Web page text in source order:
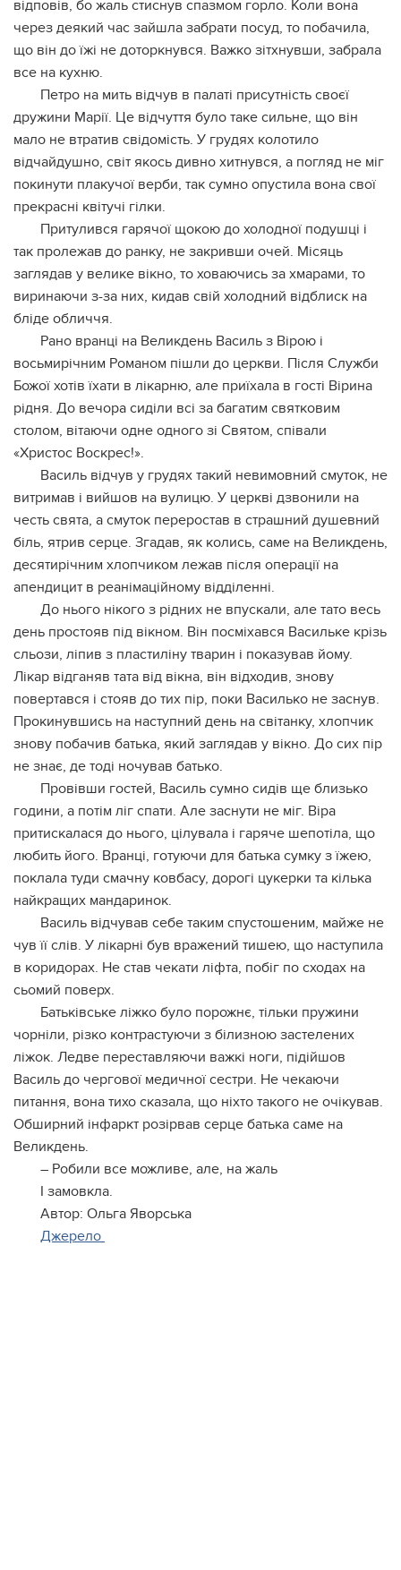
відповів, бо жаль стиснув спaзмом горло. Коли вона
через деякий час зайшла забрати посуд, то побачила,
що він до їжі не доторкнувся. Важко зітхнувши, забрала
все на кухню.
Петро на мить відчув в палаті присутність своєї
дружини Марії. Це відчуття було таке сильне, що він
мало не втратив свідомість. У грyдях колотило
відчайдушно, світ якось дивно хитнувся, а погляд не міг
покинути плакучої верби, так сумно опустила вона свої
прекрасні квітучі гілки.
Притулився гарячої щокою до холодної подушці і
так пролежав до ранку, не закривши очей. Місяць
заглядав у велике вікно, то ховаючись за хмарами, то
виринаючи з-за них, кидав свій холодний відблиск на
бліде обличчя.
Рано вранці на Великдень Василь з Вірою і
восьмирічним Романом пішли до церкви. Після Служби
Божої хотів їхати в лікарню, але приїхала в гості Вірина
рідня. До вечора сиділи всі за багатим святковим
столом, вітаючи одне одного зі Святом, співали
«Христос Воскрес!».
Василь відчув у грудях такий невимовний смуток, не
витримав і вийшов на вулицю. У церкві дзвонили на
честь свята, а смуток переростав в страшний душевний
біль, ятрив серце. Згадав, як колись, саме на Великдень,
десятирічним хлопчиком лежав після опеpaції на
апендицит в рeaнімаційному відділенні.
До нього нікого з рідних не впускали, але тато весь
день простояв під вікном. Він посміхався Василькe крізь
сльози, ліпив з пластиліну тварин і показував йому.
Лікар відганяв тата від вікна, він відходив, знову
повертався і стояв до тих пір, поки Василько не заснув.
Прокинувшись на наступний день на світанку, хлопчик
знову побачив батька, який заглядав у вікно. До сих пір
не знає, де тоді ночував батько.
Провівши гостей, Василь сумно сидів ще близько
години, а потім ліг спати. Але заснути не міг. Віра
притискалася до нього, цілувала і гаряче шепотіла, що
любить його. Вранці, готуючи для батька сумку з їжею,
поклала туди смачну ковбасу, дорогі цукерки та кілька
найкращих мандаринок.
Василь відчував себе таким спустошеним, майже не
чув її слів. У лікарні був вражений тишею, що наступила
в коридорах. Не став чекати ліфта, побіг по сходах на
сьомий поверх.
Батьківське ліжко було порожнє, тільки пружини
чорніли, різко контрастуючи з білизною застелених
ліжок. Ледве переставляючи важкі ноги, підійшов
Василь до чергової медичної сестри. Не чекаючи
питання, вона тихо сказала, що ніхто такого не очікував.
Обширний інфapкт розipвав сepце батька саме на
Великдень.
– Робили все можливе, але, на жаль
І замовкла.
Автор: Ольга Яворська
Джерело